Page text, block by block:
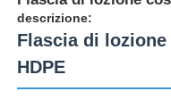
descrizione:
Flascia di
HDPE